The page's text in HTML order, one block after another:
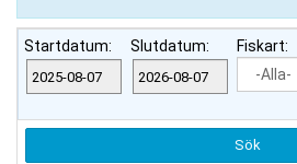
Startdatum: Slutdatum: Fiskart: